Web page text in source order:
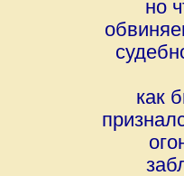
но
как